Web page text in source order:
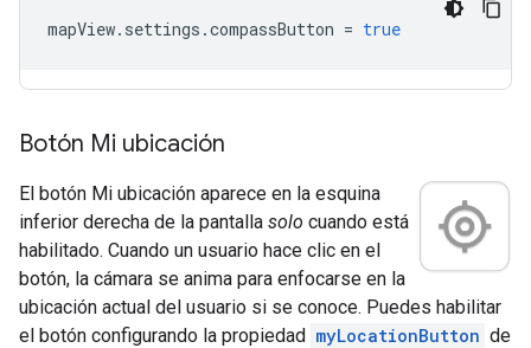
mapView. settings .compassButton = true
Botón Mi ubicación
El botón Mi ubicación aparece en la esquina
inferior derecha de la pantalla solo cuando está
habilitado. Cuando un usuario hace clic en el
botón, la cámara se anima para enfocarse en la
ubicación actual del usuario si se conoce. Puedes habilitar
el botón configurando la propiedad myLocationButton de